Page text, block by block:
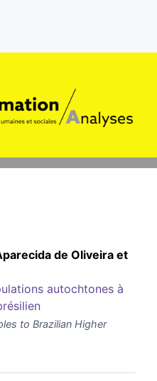
de Oliveira et
autochtones à
to Brazilian Higher